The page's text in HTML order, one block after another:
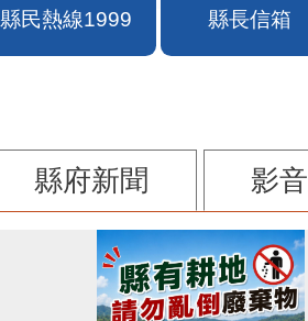
縣民熱線1999 縣長信箱
縣府新聞 影